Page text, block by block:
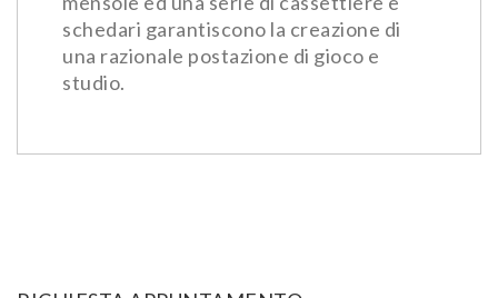
schedari garantiscono la creazione di
una razionale postazione di gioco e
studio.